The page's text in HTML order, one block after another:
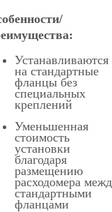
Устанавливаются
на стандартные
фланцы без
специальных
креплений
Уменьшенная
стоимость
установки
благодаря
размещению
расходомера
стандартными
фланцами